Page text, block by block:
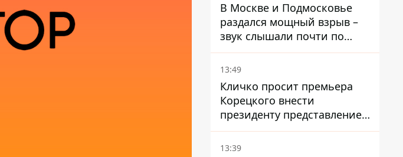
В Москве и Подмосковье
раздался мощный взрыв –
звук слышали почти по
всей области
13:49
Кличко просит премьера
Корецкого внести
президенту представление
на увольнение властелина
Троещины Бахматова
13:39